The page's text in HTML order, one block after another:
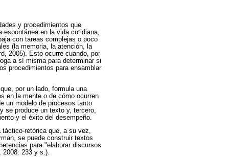
y procedimientos que
espontánea en la vida cotidiana,
con tareas complejas o poco
(la memoria, la atención, la
2005). Esto ocurre cuando, por
a sí misma para determinar si
procedimientos para ensamblar
por un lado, formula una
en la mente o de cómo ocurren
un modelo de procesos tanto
se produce un texto y, tercero,
y el éxito del desempeño.
retórica que, a su vez,
se puede construir textos
para "elaborar discursos
2008: 233 y s.).